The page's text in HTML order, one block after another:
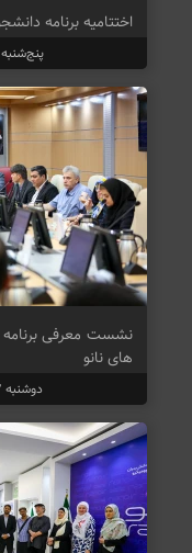
اختتامیه برنامه
پنج‌شنبه ۲۵ اردیبهشت
نشست معرفی برنامه
های نانو
دوشنبه ۲۲ اردیبهشت ۱۴۰۴